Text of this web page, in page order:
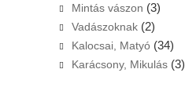
Mintás vászon (3)
Vadászoknak (2)
Kalocsai, Matyó (34)
Karácsony, Mikulás (3)